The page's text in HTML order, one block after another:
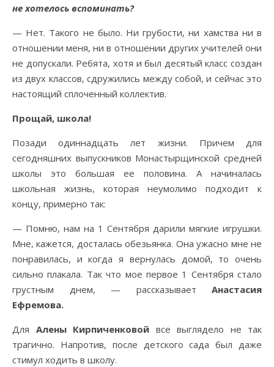
не хотелось вспоминать?
— Нет. Такого не было. Ни грубости, ни хамства ни в
отношении меня, ни в отношении других учителей они
не допускали. Ребята, хотя и был десятый класс создан
из двух классов, сдружились между собой, и сейчас это
настоящий сплоченный коллектив.
Прощай, школа!
Позади одиннадцать лет жизни. Причем для
сегодняшних выпускников Монастырщинской средней
школы это большая ее половина. А начиналась
школьная жизнь, которая неумолимо подходит к
концу, примерно так:
— Помню, нам на 1 Сентября дарили мягкие игрушки.
Мне, кажется, досталась обезьянка. Она ужасно мне не
понравилась, и когда я вернулась домой, то очень
сильно плакала. Так что мое первое 1 Сентября стало
грустным днем, — рассказывает Анастасия
Ефремова.
Для Алены Кирпиченковой все выглядело не так
трагично. Напротив, после детского сада был даже
стимул ходить в школу.